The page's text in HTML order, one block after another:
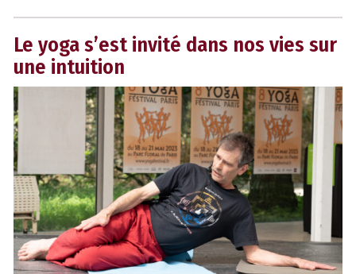
Le yoga s’est invité dans nos vies sur
une intuition